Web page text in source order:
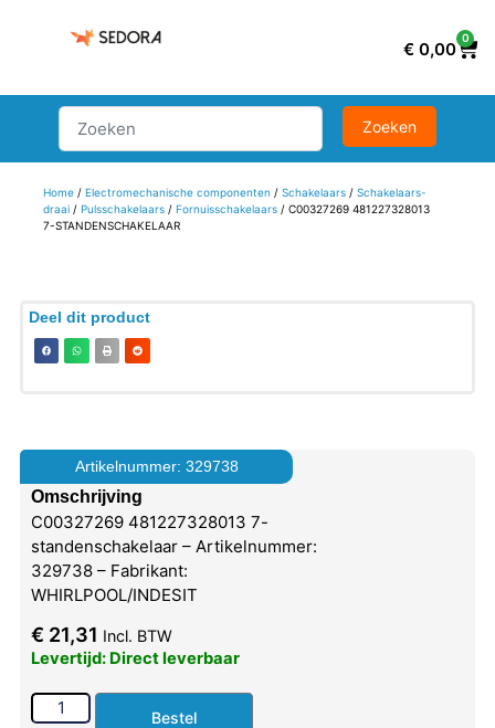
€ 0,00
0
Home/ Electromechanische componenten / Schakelaars/ Schakelaars-
draai/ Pulsschakelaars/ Fornuisschakelaars/ C00327269 481227328013
7-STANDENSCHAKELAAR
Deel dit product
Artikelnummer: 329738
Omschrijving
C00327269 481227328013 7-
standenschakelaar – Artikelnummer:
329738 – Fabrikant:
WHIRLPOOL/INDESIT
€ 21,31 Incl. BTW
Levertijd: Direct leverbaar
Bestel